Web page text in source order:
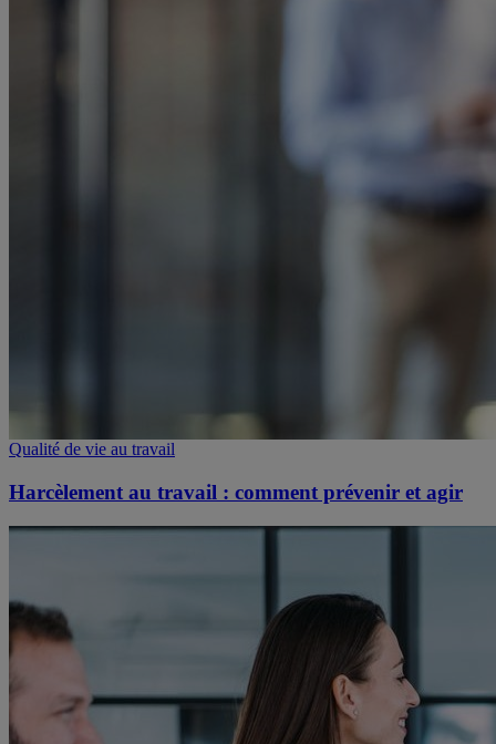
Qualité de vie au travail
Harcèlement au travail : comment prévenir et agir